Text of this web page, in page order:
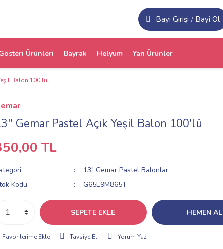
Bayi Girişi / Bayi Ol
Ürünleri Bayrak Helyum Yan Ürünler
Balon 100'lü
Gemar Pastel Açık Yeşil Balon 100'lü
TL
13" Gemar Pastel Balonlar
Kodu
G65E9M865T
SEPETE EKLE HEMEN AL
Tavsiye Et Yorum Yaz